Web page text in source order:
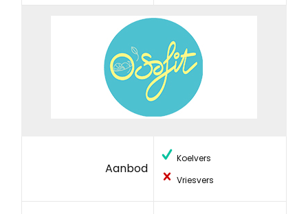
Aanbod
Koelvers
Vriesvers